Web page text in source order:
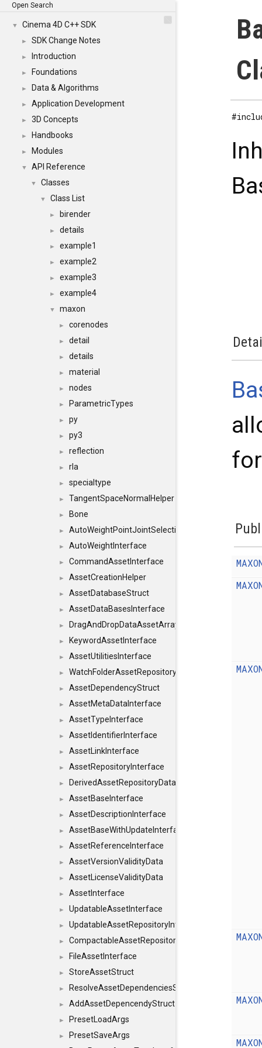
Open Search
▼ Cinema 4D C++ SDK
► SDK Change Notes
► Introduction
► Foundations
► Data & Algorithms
► Application Development
► 3D Concepts
► Handbooks
► Modules
▼ API Reference
▼ Classes
▼ Class List
► birender
► details
► example1
► example2
► example3
► example4
▼ maxon
► corenodes
► detail
► details
► material
► nodes
► ParametricTypes
► py
► py3
► reflection
► rla
► specialtype
► TangentSpaceNormalHelper
► Bone
► AutoWeightPointJointSelections
► AutoWeightInterface
► CommandAssetInterface
► AssetCreationHelper
► AssetDatabaseStruct
► AssetDataBasesInterface
► DragAndDropDataAssetArray
► KeywordAssetInterface
► AssetUtilitiesInterface
► WatchFolderAssetRepositoryInterface
► AssetDependencyStruct
► AssetMetaDataInterface
► AssetTypeInterface
► AssetIdentifierInterface
► AssetLinkInterface
► AssetRepositoryInterface
► DerivedAssetRepositoryDataInterface
► AssetBaseInterface
► AssetDescriptionInterface
► AssetBaseWithUpdateInterface
► AssetReferenceInterface
► AssetVersionValidityData
► AssetLicenseValidityData
► AssetInterface
► UpdatableAssetInterface
► UpdatableAssetRepositoryInterface
► CompactableAssetRepositoryInterface
► FileAssetInterface
► StoreAssetStruct
► ResolveAssetDependenciesStruct
► AddAssetDepencendyStruct
► PresetLoadArgs
►
PresetSaveArgs